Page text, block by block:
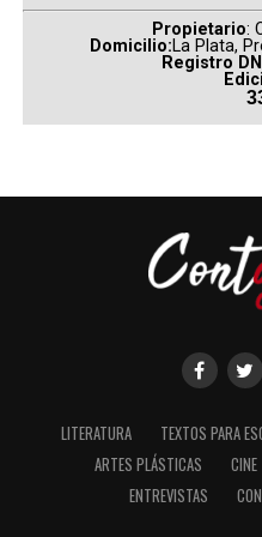
Blanca Soroa,
Arnaiz, Miguel Garcés,
cuenta la
tiene que decidir qué
Al menos, eso es lo que
la joven revela que se
Propietario:
Domicilio:La Plata,
Registro
LITERATURA TEXTOS PARA
ARTES PLÁSTICAS
CINE
ENTREVISTAS